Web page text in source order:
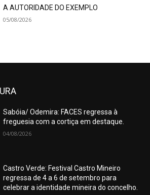
A AUTORIDADE DO EXEMPLO
05/08/2026
Sabóia/ Odemira: FACES regressa à
freguesia com a cortiça em destaque.
04/08/2026
Castro Verde: Festival Castro Mineiro
regressa de 4 a 6 de setembro para
celebrar a identidade mineira do concelho.